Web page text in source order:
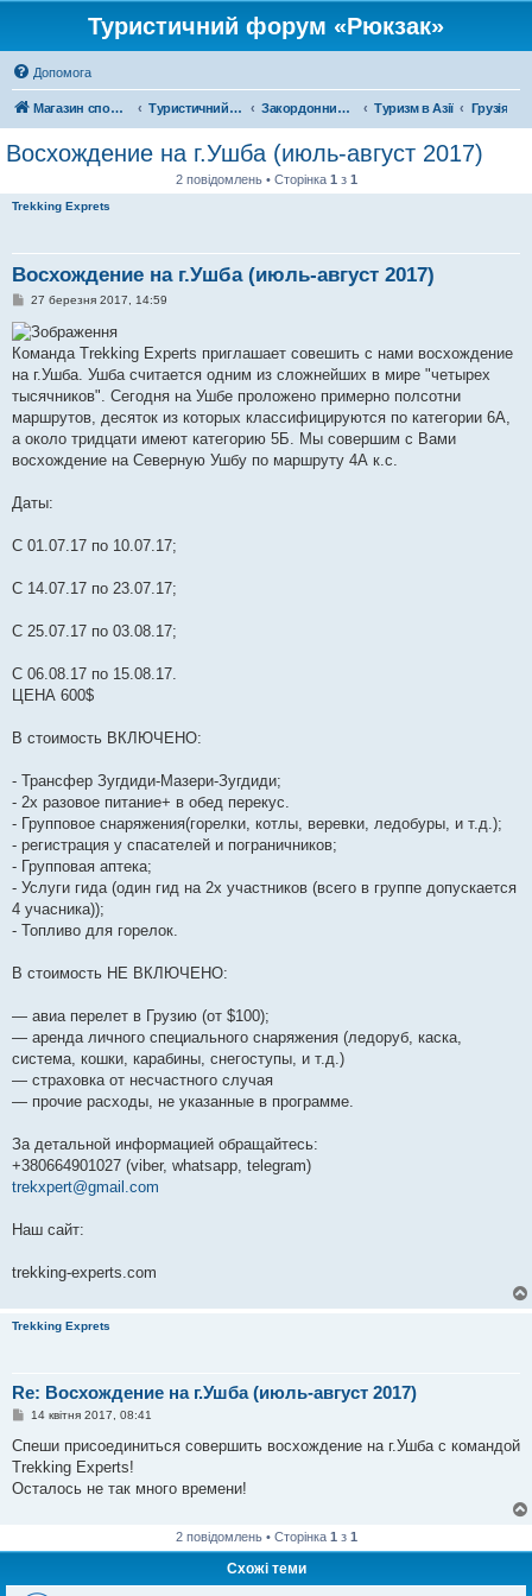
Туристичний форум «Рюкзак»
Допомога
Магазин спорядження Туристичний форум «Рюкзак» Закордонний туризм Туризм в Азії Грузія
Восхождение на г.Ушба (июль-август 2017)
2 повідомлень • Сторінка 1 з 1
Trekking Exprets
Восхождение на г.Ушба (июль-август 2017)
П
в
і
д
о
м
л
е
н
н
я
27 березня 2017, 14:59
Команда Тrekking Experts приглашает совешить с нами восхождение
на г.Ушба. Ушба считается одним из сложнейших в мире "четырех
тысячников". Сегодня на Ушбе проложено примерно полсотни
маршрутов, десяток из которых классифицируются по категории 6А,
а около тридцати имеют категорию 5Б. Мы совершим с Вами
восхождение на Северную Ушбу по маршруту 4А к.с.
Даты:
С 01.07.17 по 10.07.17;
С 14.07.17 по 23.07.17;
С 25.07.17 по 03.08.17;
С 06.08.17 по 15.08.17.
ЦЕНА 600$
В стоимость ВКЛЮЧЕНО:
- Трансфер Зугдиди-Мазери-Зугдиди;
- 2х разовое питание+ в обед перекус.
- Групповое снаряжения(горелки, котлы, веревки, ледобуры, и т.д.);
- регистрация у спасателей и пограничников;
- Групповая аптека;
- Услуги гида (один гид на 2х участников (всего в группе допускается
4 учасника));
- Топливо для горелок.
В стоимость НЕ ВКЛЮЧЕНО:
— авиа перелет в Грузию (от $100);
— аренда личного специального снаряжения (ледоруб, каска,
система, кошки, карабины, снегоступы, и т.д.)
— страховка от несчастного случая
— прочие расходы, не указанные в программе.
За детальной информацией обращайтесь:
+380664901027 (viber, whatsapp, telegram)
trekxpert@gmail.com
Наш сайт:
trekking-experts.com
Trekking Exprets
Re: Восхождение на г.Ушба (июль-август 2017)
П
в
д
о
н
14 квітня 2017, 08:41
Спеши присоединиться совершить восхождение на г.Ушба с командой
Trekking Experts!
Осталось не так много времени!
2 повідомлень • Сторінка 1 з 1
Схожі теми